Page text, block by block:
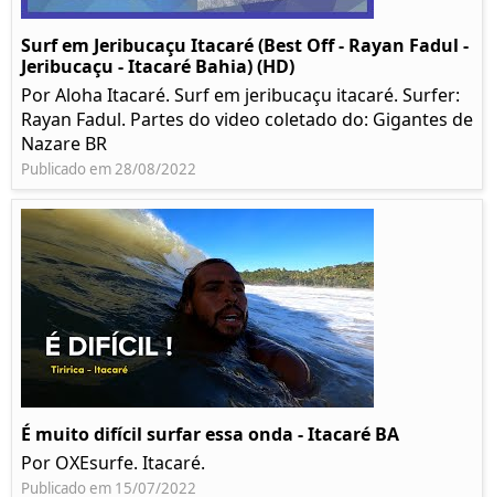
Surf em Jeribucaçu Itacaré (Best Off - Rayan Fadul -
Jeribucaçu - Itacaré Bahia) (HD)
Por Aloha Itacaré. Surf em jeribucaçu itacaré. Surfer:
Rayan Fadul. Partes do video coletado do: Gigantes de
Nazare BR
Publicado em 28/08/2022
É muito difícil surfar essa onda - Itacaré BA
Por OXEsurfe. Itacaré.
Publicado em 15/07/2022